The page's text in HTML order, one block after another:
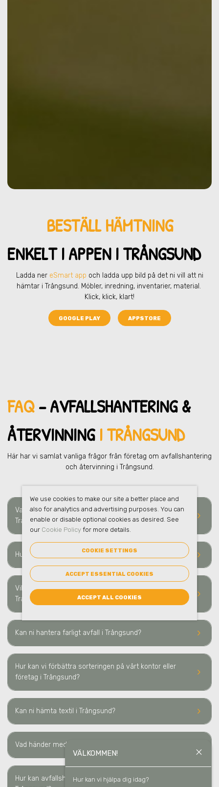
VÄLKOMMEN! close
Hur kan vi hjälpa dig idag?
BESTÄLL HÄMTNING
ENKELT I APPEN I TRÅNGSUND
Ladda ner eSmart app och ladda upp bild på det ni vill att ni
hämtar i Trångsund. Möbler, inredning, inventarier, material.
Klick, klick, klart!
GOOGLE PLAY APPSTORE
FAQ– AVFALLSHANTERING &
ÅTERVINNING I TRÅNGSUND
Här har vi samlat vanliga frågor från företag om avfallshantering
och återvinning i Trångsund.
keyboard_arrow_right
Vad ingår i en helhetslösning för avfallshantering i
Trångsund?
keyboard_arrow_right
Hur ofta sker hämtning av avfall i Trångsund?
keyboard_arrow_right
Vilka typer av avfall och material kan ni hämta i
Trångsund?
keyboard_arrow_right
Kan ni hantera farligt avfall i Trångsund?
keyboard_arrow_right
Hur kan vi förbättra sorteringen på vårt kontor eller
företag i Trångsund?
keyboard_arrow_right
Kan ni hämta textil i Trångsund?
Vad händer med materialet som ni hämtar
Hur kan avfallshantering minska våra kostnader i
We use cookies to make our site a better place and
also for analytics and advertising purposes. You can
enable or disable optional cookies as desired. See
our Cookie Policyfor more details.
COOKIE SETTINGS
ACCEPT ESSENTIAL COOKIES
ACCEPT ALL COOKIES